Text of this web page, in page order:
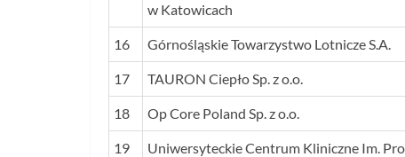
w Katowicach
16 Górnośląskie Towarzystwo Lotnicze S.A.
17 TAURON Ciepło Sp. z o.o.
18 Op Core Poland Sp. z o.o.
19
Uniwersyteckie Centrum Kliniczne Im.